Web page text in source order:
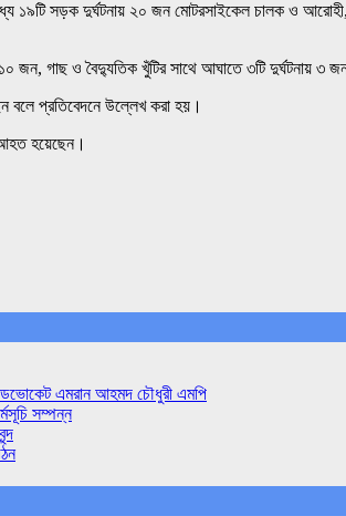
১৯টি সড়ক দুর্ঘটনায় ২০ জন মোটরসাইকেল চালক ও
১০ জন, গাছ ও বৈদ্যুতিক খুঁটির সাথে আঘাতে ৩টি দুর্ঘটনায় ৩
প্রতিবেদনে উল্লেখ করা হয়।
হয়েছেন।
এমরান আহমদ চৌধুরী এমপি
সম্পন্ন